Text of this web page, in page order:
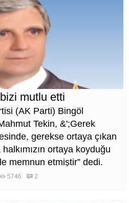
mutlu etti
(AK Parti) Bingöl
Tekin, &';Gerek
gerekse ortaya çıkan
ortaya koyduğu
memnun etmiştir” dedi.
5746 2